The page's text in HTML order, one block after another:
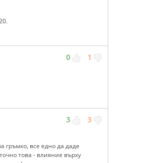
0 1
3 3
гръмко, все едно да даде
това - влияние върху